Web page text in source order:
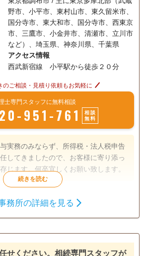
野市、小平市、東村山市、東久留米市、
国分寺市、東大和市、国分寺市、西東京
市、三鷹市、小金井市、清瀬市、立川市
など）、埼玉県、神奈川県、千葉県
アクセス情報
西武新宿線 小平駅から徒歩２０分
のご相談・見積り依頼もお気軽に
士専門スタッフに無料相談
951-761
相談
無料
実務のみならず、所得税・法人税申告
してきましたので、お客様に寄り添っ
じます。何卒宜しくお願い致します。
義変更）
務所の詳細を見る
せください。相続専門スタッフが